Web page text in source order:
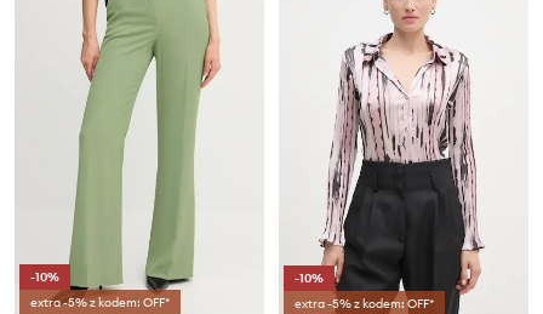
-10%
extra -5% z kodem: OFF*
-10%
extra -5% z kodem: OFF*